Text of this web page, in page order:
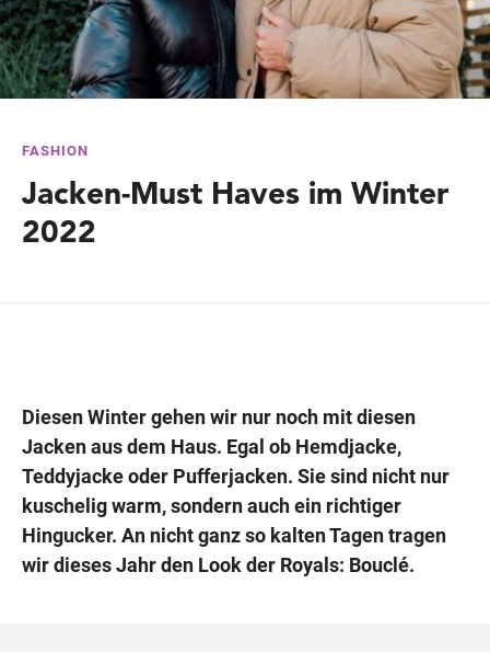
Freitag
FREITAG 09:00 —19:00
Samstag
SAMSTAG 09:00—18:00
FASHION
Jacken-Must Haves im Winter
2022
Diesen Winter gehen wir nur noch mit diesen
Jacken aus dem Haus. Egal ob Hemdjacke,
Teddyjacke oder Pufferjacken. Sie sind nicht nur
kuschelig warm, sondern auch ein richtiger
Hingucker. An nicht ganz so kalten Tagen tragen
wir dieses Jahr den Look der Royals: Bouclé.